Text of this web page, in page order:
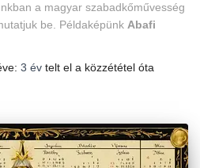
a magyar szabadkőművesség
be. Példaképünk Abafi
3 év telt el a közzététel óta